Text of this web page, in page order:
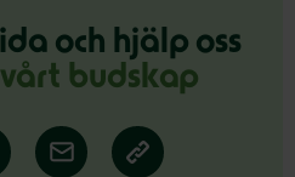
och hjälp oss
budskap